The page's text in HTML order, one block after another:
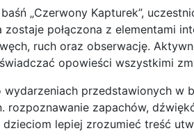
„Czerwony Kapturek”,
połączona z elementami
ruch oraz obserwację.
opowieści wszystkimi
przedstawionych
rozpoznawanie zapachów,
lepiej zrozumieć treść